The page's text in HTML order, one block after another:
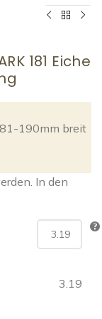
181 Eiche
190mm breit
In den
3.19